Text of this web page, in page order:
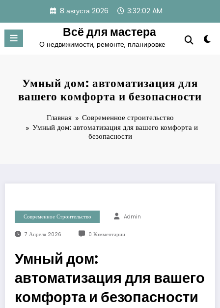
содержимому
8 августа 2026 3:32:03 AM
Всё для мастера
О недвижимости, ремонте, планировке
Умный дом: автоматизация для
вашего комфорта и безопасности
Главная
Современное строительство
Умный дом: автоматизация для вашего комфорта и
безопасности
Современное Строительство Admin
7 Апреля 2026 0 Комментарии
Умный дом:
автоматизация для вашего
комфорта и безопасности